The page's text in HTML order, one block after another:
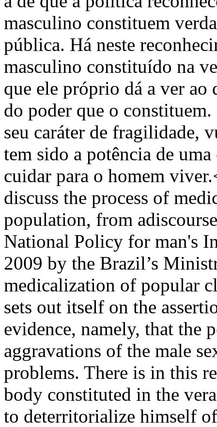
masculino constituem
pública. Há neste
masculino constituído na
que ele próprio dá a ver ao
do poder que o
seu caráter de fragilidade,
tem sido a potência de
cuidar para o homem
discuss the process of
population, from
National Policy for man's
2009 by the Brazil’s
medicalization of popular
sets out itself on the
evidence, namely, that the
aggravations of the male
problems. There is in this
body constituted in the
to deterritorialize himself